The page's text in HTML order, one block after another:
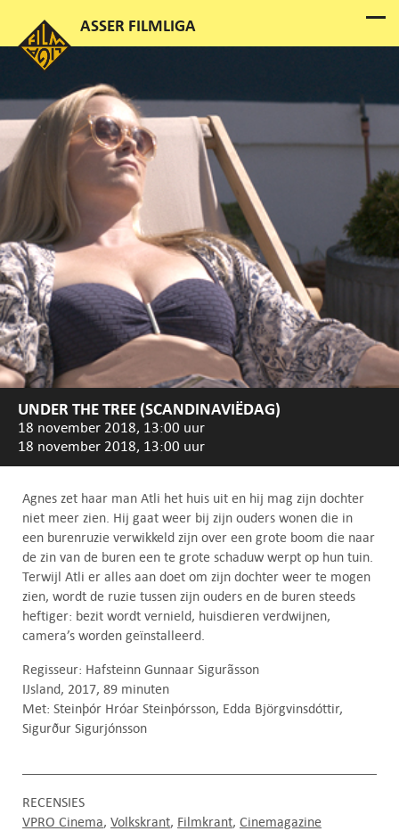
UNDER THE TREE (SCANDINAVIËDAG)
18 november 2018, 13:00 uur
18 november 2018, 13:00 uur
Agnes zet haar man Atli het huis uit en hij mag zijn dochter
niet meer zien. Hij gaat weer bij zijn ouders wonen die in
een burenruzie verwikkeld zijn over een grote boom die naar
de zin van de buren een te grote schaduw werpt op hun tuin.
Terwijl Atli er alles aan doet om zijn dochter weer te mogen
zien, wordt de ruzie tussen zijn ouders en de buren steeds
heftiger: bezit wordt vernield, huisdieren verdwijnen,
camera’s worden geïnstalleerd.
Regisseur: Hafsteinn Gunnaar Sigurãsson
IJsland, 2017, 89 minuten
Met: Steinþór Hróar Steinþórsson, Edda Björgvinsdóttir,
Sigurður Sigurjónsson
RECENSIES
VPRO Cinema Volkskrant Filmkrant Cinemagazine